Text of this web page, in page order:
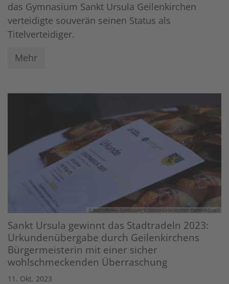
das Gymnasium Sankt Ursula Geilenkirchen
verteidigte souverän seinen Status als
Titelverteidiger.
Mehr
© Bischöfliches Gymnasium St. Ursula Geilenkirchen (Dominik Esser)
Sankt Ursula gewinnt das Stadtradeln 2023:
Urkundenübergabe durch Geilenkirchens
Bürgermeisterin mit einer sicher
wohlschmeckenden Überraschung
11. Okt. 2023